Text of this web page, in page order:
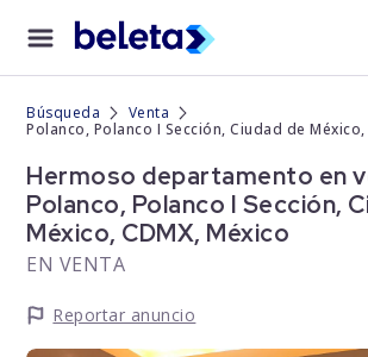
Búsqueda
Venta
Polanco, Polanco I Sección, Ciudad de México,
Hermoso departamento en
Polanco, Polanco I Sección,
México, CDMX, México
EN VENTA
Reportar anuncio